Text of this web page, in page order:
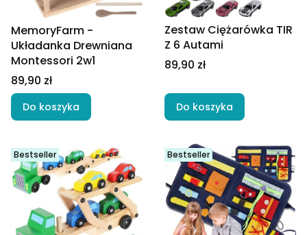
MemoryFarm -
Układanka Drewniana
Montessori 2w1
Cena
89,90 zł
Do koszyka
Zestaw Ciężarówka TIR
Z 6 Autami
Cena
89,90 zł
Do koszyka
Bestseller Bestseller